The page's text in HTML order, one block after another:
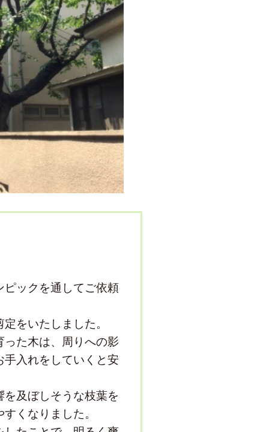
ピックを通してご依頼
をいたしました。
た木は、周りへの影
入れをしていくと安
及ぼしそうな枝葉を
くなりました。